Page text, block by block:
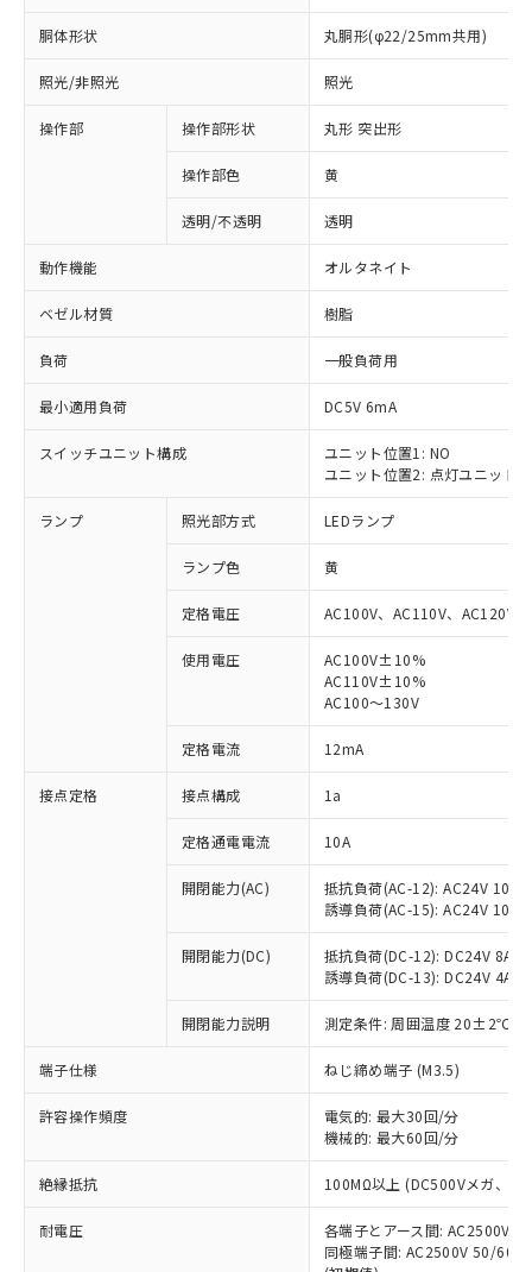
胴体形状 丸胴形(φ22/25mm共用)
照光/非照光 照光
操作部 操作部形状 丸形 突出形
操作部色 黄
透明/不透明 透明
動作機能 オルタネイト
ベゼル材質 樹脂
負荷 一般負荷用
最小適用負荷 DC5V 6mA
スイッチユニット構成
ユニット位置1: NO
ユニット位置2: 点灯ユニット
ランプ 照光部方式 LEDランプ
ランプ色 黄
定格電圧 AC100V、AC110V、AC120V
使用電圧
AC100V±10%
AC110V±10%
AC100～130V
定格電流 12mA
接点定格 接点構成 1a
定格通電電流 10A
開閉能力(AC)
抵抗負荷(AC-12): AC24V 10A/
誘導負荷(AC-15): AC24V
開閉能力(DC)
抵抗負荷(DC-12): DC24V 8A/
誘導負荷(DC-13): DC24V 4A/
開閉能力説明 測定条件: 周囲温度 20±2℃、
端子仕様 ねじ締め端子 (M3.5)
許容操作頻度
電気的: 最大30回/分
機械的: 最大60回/分
絶縁抵抗 100MΩ以上 (DC500Vメガ、点
耐電圧
各端子とアース間: AC2500V
同極端子間: AC2500V 50/
ご利用条件
以下の条件をお読みいただき、同意のうえ
本サービスは、当社制御機器事業取扱
商品の当社在庫状況および標準価格
(税抜)を提供させていただくもので
当社制御機器事業取扱商品の中には、
ことをご了承ください。
在庫状況および標準価格照会結果は、
記載している更新日時点での社内デー
タに基づき作成されるものであり、閲
覧された時点での実際の在庫および標
準価格とは異なる場合があることをご
対応済み：EU RoHS指令（10物質）の
非含有に対応した製品が提供可能な商品で
す。
対応予定：EU RoHS指令（10物質）の非含
有に対応した製品に切り替える予定のある
対応予定なし：EU RoHS指令（10物質）の
非含有に非対応の商品で、対応品を出す予
調査・確認中：EU RoHS指令（10物質）の
非含有の対応状況を調査中または確認中の
非該当品：ライセンス料など無形物で、有
害物質有無と関係のない商品です。
仕入先様の事情により、非含有部品として
いたものが、含有品と判明した場合などや
むを得ず変更することがあります。
*EU RoHS指令（10物質）：
鉛(Pb) 1000ppm以下、 水銀(Hg) 1000ppm以下、 カド
六価クロム(Cr(Ⅵ)) 1000ppm以下、ポリ臭化ビフェニル
類(PBB) 1000ppm以下、ポリ臭化ジフェニルエーテル類
「○」：最大均質材料含有率が中国RoHSの
基準値以下であることを示します。
「×」：最大均質材料含有率が中国RoHSの
基準値を超えていることを示します。
「－」：未確認です。当社販売部門へお問
*中国RoHS10物質の基準値 (GB/T26572)：
Pb(鉛) :1000ppm、 Hg(水銀) : 1000ppm、 Cd(カドミウ
Cr(Ⅵ)(六価クロム) : 1000ppm、 PBBs(ポリ臭化ビフェ
当社は、これら貴社製品のうち、外国
為替および外国貿易法に定める商品
または国外への提供する場合は、日本
国政府の輸出許可(または役務取引許
可)を取得するなどの必要な手続きを